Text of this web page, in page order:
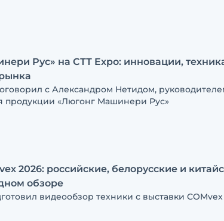
Рус» на СТТ Expo: инновации,
с Александром Нетидом,
продукции «Люгонг Машинери Рус»
2026: российские, белорусские и
обзоре
видеообзор техники с выставки